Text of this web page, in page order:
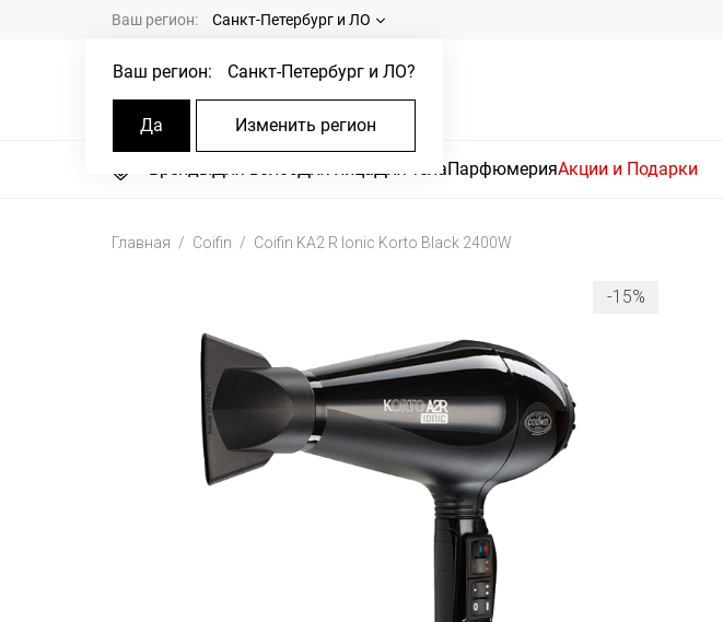
Ваш регион: Санкт-Петербург и ЛО
Ваш регион: Санкт-Петербург и ЛО?
Да Изменить регион
БрендыДля волосДля лицаДля телаПарфюмерияАкции и Подарки
Главная Coifin Coifin KA2 R Ionic Korto Black 2400W
-15%